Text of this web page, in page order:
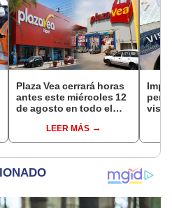
Plaza Vea cerrará horas
antes este miércoles 12
de agosto en todo el
hasta las 7 p.m.
LEER MÁS